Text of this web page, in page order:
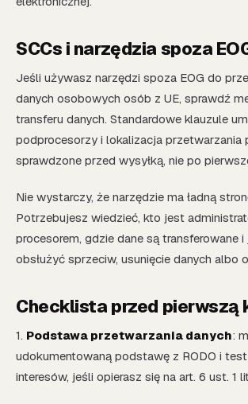
SCCs i narzędzia spoza
Jeśli używasz narzędzi spoza EOG do
danych osobowych osób z UE, sprawdź
transferu danych. Standardowe klauzule
podprocesorzy i lokalizacja przetwarzania
sprawdzone przed wysyłką, nie po
Nie wystarczy, że narzędzie ma ładną
Potrzebujesz wiedzieć, kto jest
procesorem, gdzie dane są transferowane
obsłużyć sprzeciw, usunięcie danych albo
Checklista przed pierwszą
1. Podstawa przetwarzania danych:
udokumentowaną podstawę z RODO i
interesów, jeśli opierasz się na art. 6 ust. 1